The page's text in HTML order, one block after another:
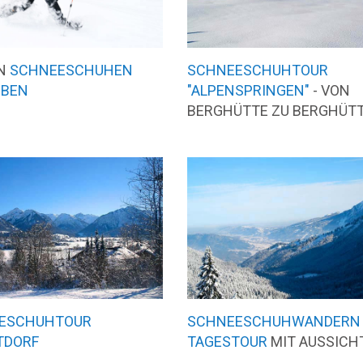
SCHNEESCHUHEN
SCHNEESCHUHTOUR
"ALPENSPRINGEN" - VON
BERGHÜTTE ZU
SCHNEESCHUHWANDERN
TAGESTOUR MIT